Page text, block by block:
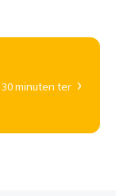
minuten ter ›